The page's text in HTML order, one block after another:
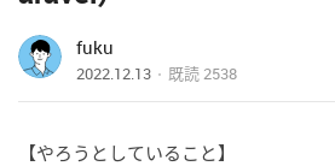
fuku
2022.12.13 既読2538
【やろうとしていること】